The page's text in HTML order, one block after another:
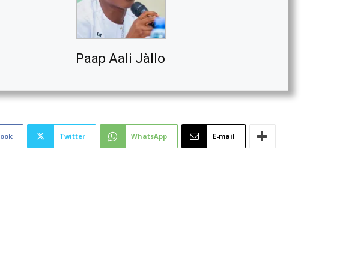
Paap Aali Jàllo
Twitter WhatsApp E-mail